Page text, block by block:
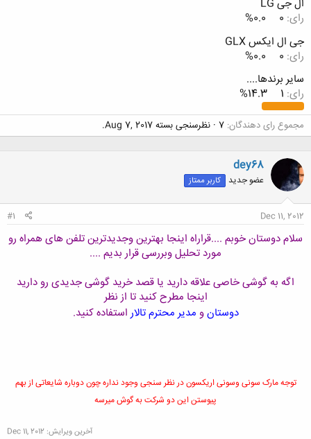
ال جی LG
رای:
0.0%
جی ال ایکس GLX
رای:
0.0%
سایر برندها....
رای:
14.3%
مجموع رای دهندگان 7 نظرسنجی بستهAug 7, 2017
.
dey68
عضو جدید کاربر ممتاز
Dec 11, 2012
#1
سلام دوستان خوبم ....قراراه اینجا بهترین وجدیدترین تلفن های همراه رو
مورد تحلیل وبررسی قرار بدیم ....
اگه به گوشی خاصی علاقه دارید یا قصد خرید گوشی جدیدی رو دارید
اینجا مطرح کنید تا از نظر
دوستانو مدیر محترم تالاراستفاده کنید.
توجه مارک سونی وسونی اریکسون در نظر سنجی وجود نداره چون دوباره شایعاتی از بهم
پیوستن این دو شرکت به گوش میرسه
آخرین ویرایش: Dec 11, 2012